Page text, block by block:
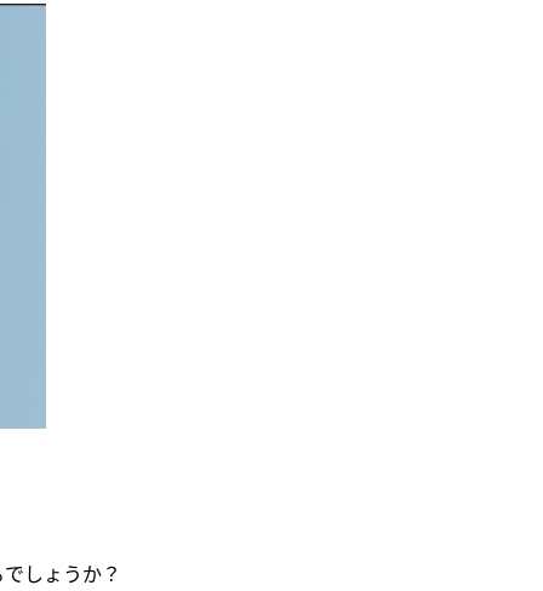
しょうか？